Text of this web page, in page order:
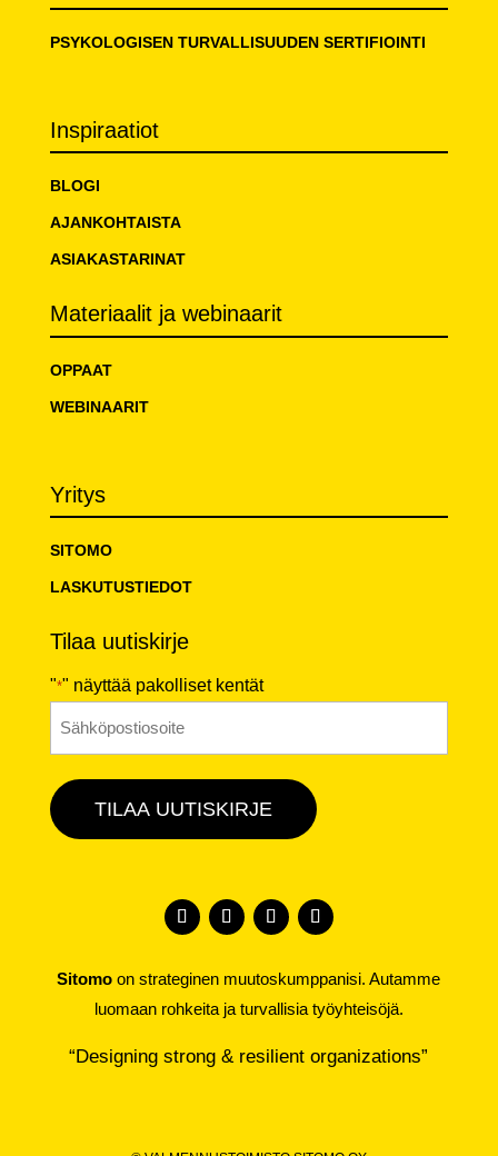
PSYKOLOGISEN TURVALLISUUDEN SERTIFIOINTI
Inspiraatiot
BLOGI
AJANKOHTAISTA
ASIAKASTARINAT
Materiaalit ja webinaarit
OPPAAT
WEBINAARIT
Yritys
SITOMO
LASKUTUSTIEDOT
Tilaa uutiskirje
"*" näyttää pakolliset kentät
TILAA UUTISKIRJE
Sitomo on strateginen muutoskumppanisi. Autamme
luomaan rohkeita ja turvallisia työyhteisöjä.
“Designing strong & resilient organizations”